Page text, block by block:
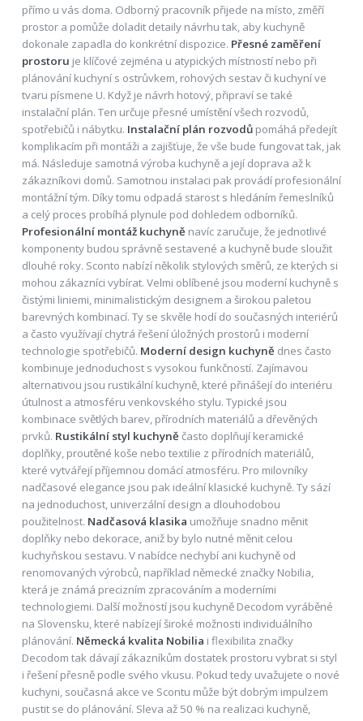
přímo u vás doma. Odborný pracovník přijede na místo, změří
prostor a pomůže doladit detaily návrhu tak, aby kuchyně
dokonale zapadla do konkrétní dispozice. Přesné zaměření
prostoru je klíčové zejména u atypických místností nebo při
plánování kuchyní s ostrůvkem, rohových sestav či kuchyní ve
tvaru písmene U. Když je návrh hotový, připraví se také
instalační plán. Ten určuje přesné umístění všech rozvodů,
spotřebičů i nábytku. Instalační plán rozvodůpomáhá předejít
komplikacím při montáži a zajišťuje, že vše bude fungovat tak, jak
má. Následuje samotná výroba kuchyně a její doprava až k
zákazníkovi domů. Samotnou instalaci pak provádí profesionální
montážní tým. Díky tomu odpadá starost s hledáním řemeslníků
a celý proces probíhá plynule pod dohledem odborníků.
Profesionální montáž kuchyně navíc zaručuje, že jednotlivé
komponenty budou správně sestavené a kuchyně bude sloužit
dlouhé roky. Sconto nabízí několik stylových směrů, ze kterých si
mohou zákazníci vybírat. Velmi oblíbené jsou moderní kuchyně s
čistými liniemi, minimalistickým designem a širokou paletou
barevných kombinací. Ty se skvěle hodí do současných interiérů
a často využívají chytrá řešení úložných prostorů i moderní
technologie spotřebičů. Moderní design kuchyně dnes často
kombinuje jednoduchost s vysokou funkčností. Zajímavou
alternativou jsou rustikální kuchyně, které přinášejí do interiéru
útulnost a atmosféru venkovského stylu. Typické jsou
kombinace světlých barev, přírodních materiálů a dřevěných
prvků. Rustikální styl kuchyně často doplňují keramické
doplňky, proutěné koše nebo textilie z přírodních materiálů,
které vytvářejí příjemnou domácí atmosféru. Pro milovníky
nadčasové elegance jsou pak ideální klasické kuchyně. Ty sází
na jednoduchost, univerzální design a dlouhodobou
použitelnost. Nadčasová klasika umožňuje snadno měnit
doplňky nebo dekorace, aniž by bylo nutné měnit celou
kuchyňskou sestavu. V nabídce nechybí ani kuchyně od
renomovaných výrobců, například německé značky Nobilia,
která je známá precizním zpracováním a moderními
technologiemi. Další možností jsou kuchyně Decodom vyráběné
na Slovensku, které nabízejí široké možnosti individuálního
plánování. Německá kvalita Nobilia i flexibilita značky
Decodom tak dávají zákazníkům dostatek prostoru vybrat si styl
i řešení přesně podle svého vkusu. Pokud tedy uvažujete o nové
kuchyni, současná akce ve Scontu může být dobrým impulzem
pustit se do plánování. Sleva až 50 % na realizaci kuchyně,